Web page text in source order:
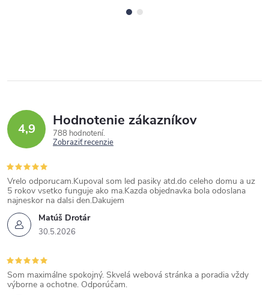
4,9 Hodnotenie zákazníkov
788 hodnotení
Zobraziť recenzie
Matúš Drotár
30.5.2026
Vrelo odporucam.Kupoval som led pasiky atd.do celeho domu a uz
5 rokov vsetko funguje ako ma.Kazda objednavka bola odoslana
najneskor na dalsi den.Dakujem
Som maximálne spokojný. Skvelá webová stránka a poradia vždy
výborne a ochotne. Odporúčam.